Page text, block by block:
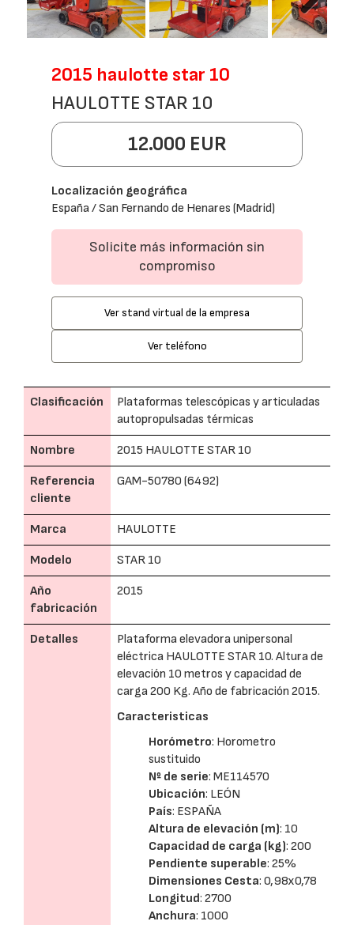
Next
2015 haulotte star 10
HAULOTTE STAR 10
12.000 EUR
Localización geográfica
España / San Fernando de Henares (Madrid)
Solicite más información sin
compromiso
Ver stand virtual de la empresa
Ver teléfono
Clasificación
Plataformas telescópicas y articuladas
autopropulsadas térmicas
Nombre 2015 HAULOTTE STAR 10
Referencia
cliente
GAM-50780 (6492)
Marca HAULOTTE
Modelo STAR 10
Año
fabricación
2015
Detalles
Plataforma elevadora unipersonal
eléctrica HAULOTTE STAR 10. Altura de
elevación 10 metros y capacidad de
carga 200 Kg. Año de fabricación 2015.
Caracteristicas
Horómetro: Horometro
sustituido
Nº de serie: ME114570
Ubicación: LEÓN
País: ESPAÑA
Altura de elevación (m): 10
Capacidad de carga (kg): 200
Pendiente superable: 25%
Dimensiones Cesta: 0,98x0,78
Longitud: 2700
Anchura: 1000